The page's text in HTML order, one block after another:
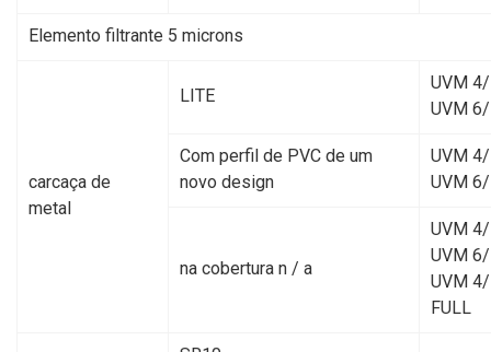
Elemento filtrante 5 microns
carcaça de
metal
LITE
UVM
UVM
Com perfil de PVC de um
novo design
UVM
UVM
na cobertura n / a
UVM
UVM
UVM
FULL